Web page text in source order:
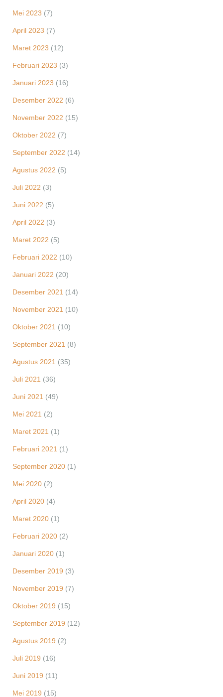
Mei 2023 (7)
April 2023 (7)
Maret 2023 (12)
Februari 2023 (3)
Januari 2023 (16)
Desember 2022 (6)
November 2022 (15)
Oktober 2022 (7)
September 2022 (14)
Agustus 2022 (5)
Juli 2022 (3)
Juni 2022 (5)
April 2022 (3)
Maret 2022 (5)
Februari 2022 (10)
Januari 2022 (20)
Desember 2021 (14)
November 2021 (10)
Oktober 2021 (10)
September 2021 (8)
Agustus 2021 (35)
Juli 2021 (36)
Juni 2021 (49)
Mei 2021 (2)
Maret 2021 (1)
Februari 2021 (1)
September 2020 (1)
Mei 2020 (2)
April 2020 (4)
Maret 2020 (1)
Februari 2020 (2)
Januari 2020 (1)
Desember 2019 (3)
November 2019 (7)
Oktober 2019 (15)
September 2019 (12)
Agustus 2019 (2)
Juli 2019 (16)
Juni 2019 (11)
Mei 2019 (15)